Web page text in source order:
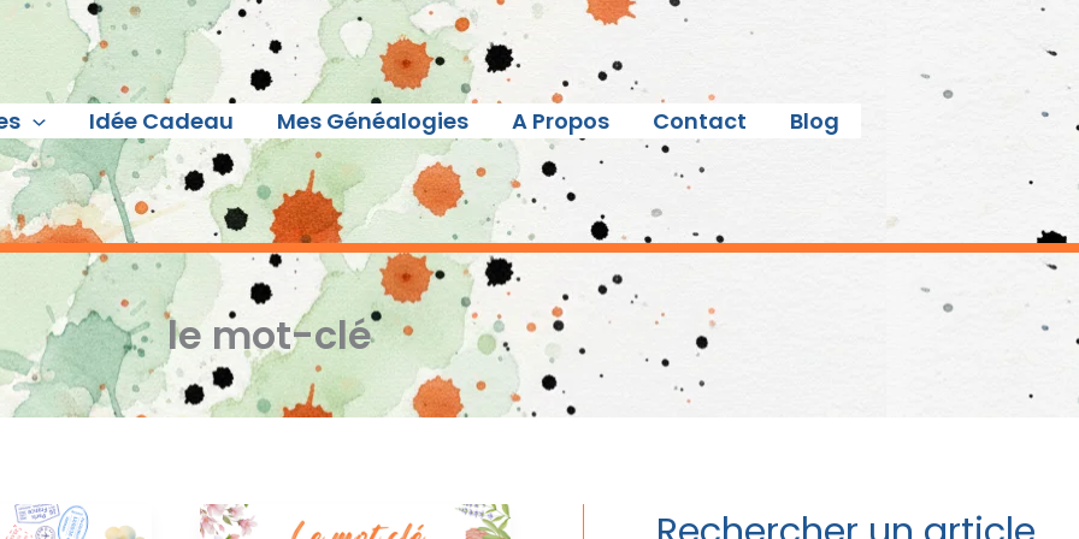
Idée Cadeau Mes Généalogies A Propos Contact Blog
le mot-clé